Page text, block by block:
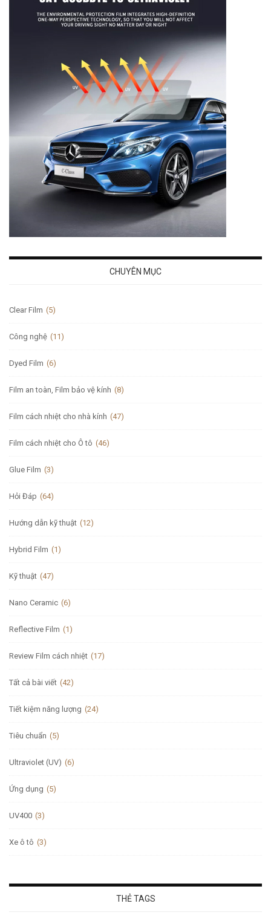
CHUYÊN MỤC
Clear Film (5)
Công nghệ (11)
Dyed Film (6)
Film an toàn, Film bảo vệ kính (8)
Film cách nhiệt cho nhà kính (47)
Film cách nhiệt cho Ô tô (46)
Glue Film (3)
Hỏi Đáp (64)
Hướng dẫn kỹ thuật (12)
Hybrid Film (1)
Kỹ thuật (47)
Nano Ceramic (6)
Reflective Film (1)
Review Film cách nhiệt (17)
Tất cả bài viết (42)
Tiết kiệm năng lượng (24)
Tiêu chuẩn (5)
Ultraviolet (UV) (6)
Ứng dụng (5)
UV400 (3)
Xe ô tô (3)
THẺ TAGS